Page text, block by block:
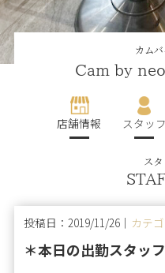
カム
Cam by
店舗情報 スタッフ
ス
投稿日：2019/11/26｜ カテ
＊本日の出勤スタッ